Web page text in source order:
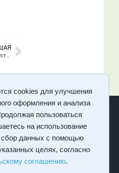
cookies для улучшения
оформления и анализа
пользоваться
на использование
данных с помощью
целях, согласно
соглашению.